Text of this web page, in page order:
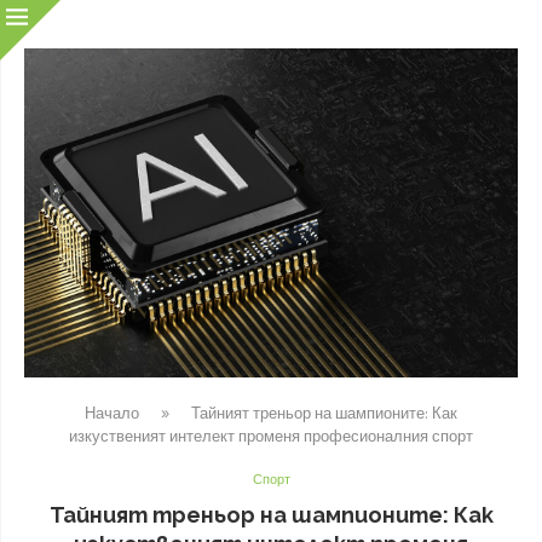
Начало »
Тайният треньор на шампионите: Как
изкуственият интелект променя професионалния спорт
Спорт
Тайният треньор на шампионите: Как